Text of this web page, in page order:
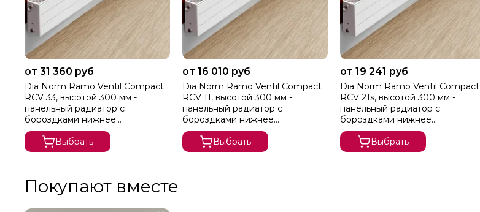
от 31 360 руб
Dia Norm Ramo Ventil Compact
RCV 33, высотой 300 мм -
панельный радиатор с
бороздками нижнее
подключение
Выбрать
от 16 010 руб
Dia Norm Ramo Ventil Compact
RCV 11, высотой 300 мм -
панельный радиатор с
бороздками нижнее
подключение
Выбрать
от 19 241 руб
Dia Norm Ramo Ventil Compact
RCV 21s, высотой 300 мм -
панельный радиатор с
бороздками нижнее
подключение
Выбрать
Покупают вместе